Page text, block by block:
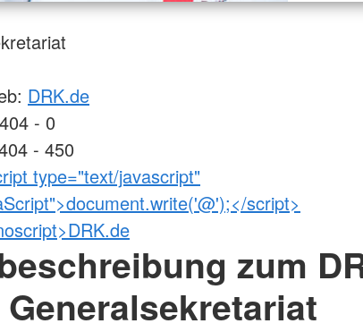
DRK.de
- 0
- 450
type="text/javascript"
script>
zum
Generalsekretariat